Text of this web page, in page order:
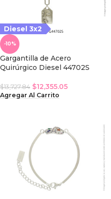
Diesel 3x2
-10%
Gargantilla de Acero
Quirúrgico Diesel 44702S
$13,727.84 $12,355.05
Agregar Al Carrito